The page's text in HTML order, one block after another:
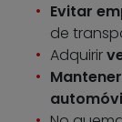
Evitar
de
Adquirir